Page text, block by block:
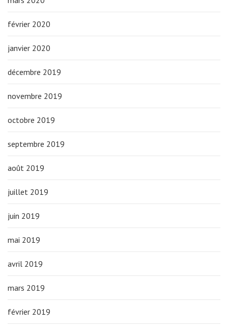
février 2020
janvier 2020
décembre 2019
novembre 2019
octobre 2019
septembre 2019
août 2019
juillet 2019
juin 2019
mai 2019
avril 2019
mars 2019
février 2019